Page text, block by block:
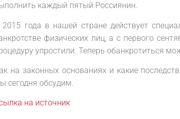
каждый пятый Россиянин.
года в нашей стране действует
физических лиц, а с первого
упростили. Теперь обанкротиться
на законных основаниях и какие
сегодня обсудим.
на источник